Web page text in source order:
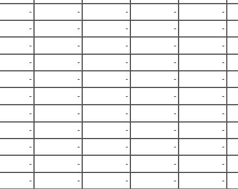
- - - - -
- - - - -
- - - - -
- - - - -
- - - - -
- - - - -
- - - - -
- - - - -
- - - - -
- - - - -
- - - - -